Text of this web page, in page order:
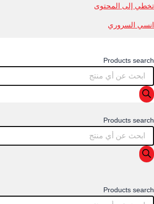
تخطي إلى المحتوى
انسي السروري
Products search
Products search
Products search